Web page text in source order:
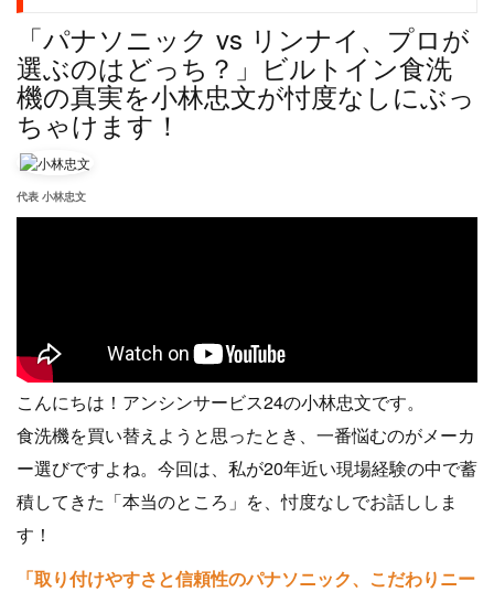
「パナソニック vs リンナイ、プロが
選ぶのはどっち？」ビルトイン食洗
機の真実を小林忠文が忖度なしにぶっ
ちゃけます！
代表 小林忠文
こんにちは！アンシンサービス24の小林忠文です。
食洗機を買い替えようと思ったとき、一番悩むのがメーカ
ー選びですよね。今回は、私が20年近い現場経験の中で蓄
積してきた「本当のところ」を、忖度なしでお話ししま
す！
「取り付けやすさと信頼性のパナソニック、こだわりニー